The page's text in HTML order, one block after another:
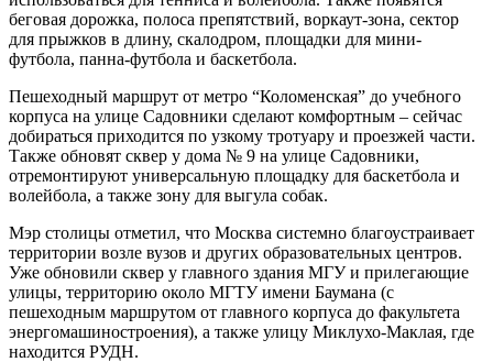
беговая дорожка, полоса препятствий, воркаут-зона, сектор
для прыжков в длину, скалодром, площадки для мини-
футбола, панна-футбола и баскетбола.
Пешеходный маршрут от метро “Коломенская” до учебного
корпуса на улице Садовники сделают комфортным – сейчас
добираться приходится по узкому тротуару и проезжей части.
Также обновят сквер у дома № 9 на улице Садовники,
отремонтируют универсальную площадку для баскетбола и
волейбола, а также зону для выгула собак.
Мэр столицы отметил, что Москва системно благоустраивает
территории возле вузов и других образовательных центров.
Уже обновили сквер у главного здания МГУ и прилегающие
улицы, территорию около МГТУ имени Баумана (с
пешеходным маршрутом от главного корпуса до факультета
энергомашиностроения), а также улицу Миклухо-Маклая, где
находится РУДН.